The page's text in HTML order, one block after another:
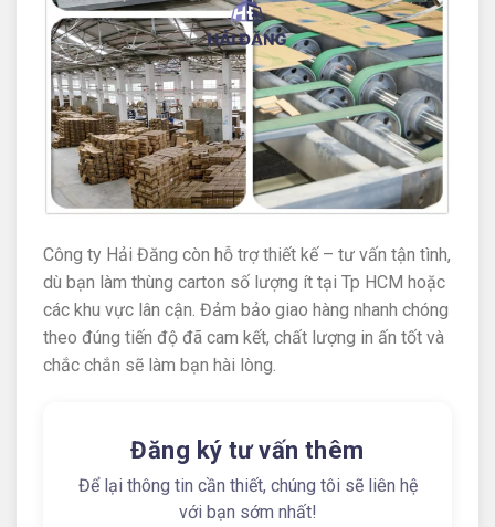
Công ty Hải Đăng còn hỗ trợ thiết kế – tư vấn tận tình,
dù bạn làm thùng carton số lượng ít tại Tp HCM hoặc
các khu vực lân cận. Đảm bảo giao hàng nhanh chóng
theo đúng tiến độ đã cam kết, chất lượng in ấn tốt và
chắc chắn sẽ làm bạn hài lòng.
Đăng ký tư vấn thêm
Để lại thông tin cần thiết, chúng tôi sẽ liên hệ
với bạn sớm nhất!